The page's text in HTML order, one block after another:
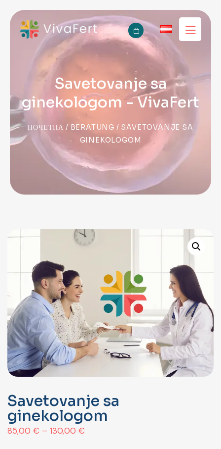
Savetovanje sa
ginekologom - VivaFert
ПОЧЕТНА / BERATUNG / SAVETOVANJE SA
GINEKOLOGOM
Savetovanje sa
ginekologom
85,00 € – 130,00 €